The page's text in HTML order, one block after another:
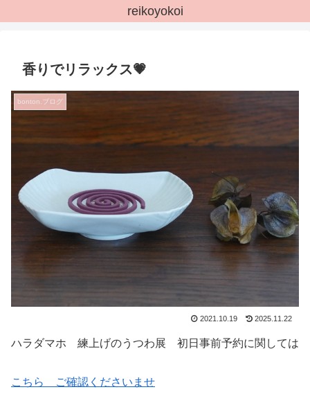
reikoyokoi
香りでリラックス💗
bonton.ブログ
2021.10.19 2025.11.22
ハラダマホ 練上げのうつわ展 初日事前予約に関しては
こちら ご確認くださいませ